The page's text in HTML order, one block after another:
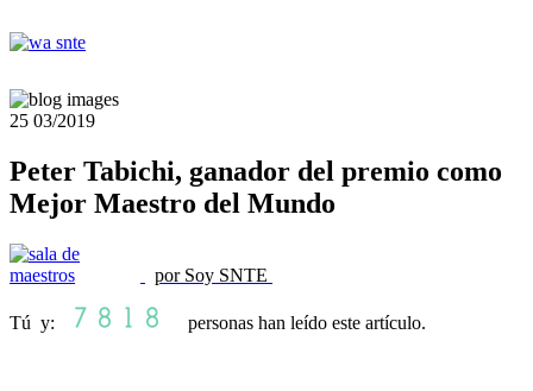
25 03/2019
Peter Tabichi, ganador del premio como
Mejor Maestro del Mundo
por Soy SNTE
Tú y: personas han leído este artículo.